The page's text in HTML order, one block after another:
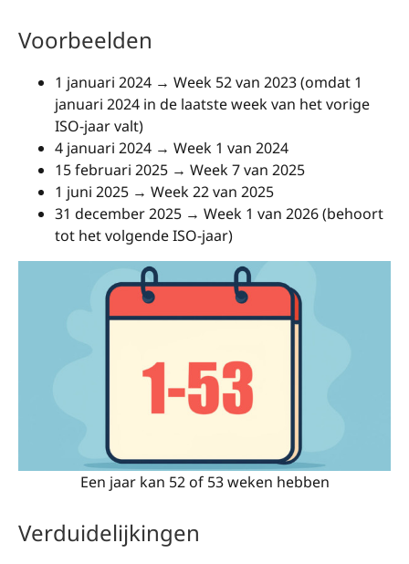
Voorbeelden
1 januari 2024 → Week 52 van 2023 (omdat 1
januari 2024 in de laatste week van het vorige
ISO-jaar valt)
4 januari 2024 → Week 1 van 2024
15 februari 2025 → Week 7 van 2025
1 juni 2025 → Week 22 van 2025
31 december 2025 → Week 1 van 2026 (behoort
tot het volgende ISO-jaar)
Een jaar kan 52 of 53 weken hebben
Verduidelijkingen